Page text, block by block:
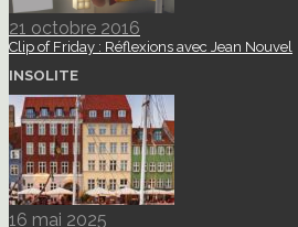
21 octobre 2016
Clip of Friday : Réflexions avec Jean Nouvel
INSOLITE
16 mai 2025